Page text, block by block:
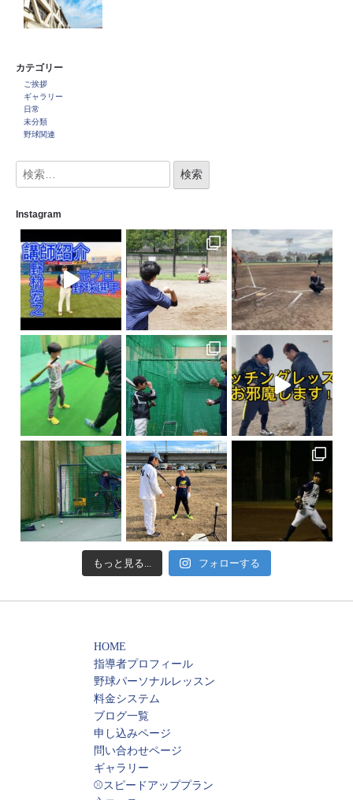
カテゴリー
ご挨拶
ギャラリー
日常
未分類
野球関連
Instagram
もっと見る... フォローする
HOME
指導者プロフィール
野球パーソナルレッスン
料金システム
ブログ一覧
申し込みページ
問い合わせページ
ギャラリー
⚾️スピードアッププラン